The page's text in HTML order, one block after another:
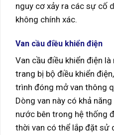
nguy cơ xảy ra các sự cố
không chính xác.
Van cầu điều khiển điện
Van cầu điều khiển điện
trang bị bộ điều khiển
trình đóng mở van thông
Dòng van này có khả
nước bên trong hệ thống
thời van có thể lắp đặt sử